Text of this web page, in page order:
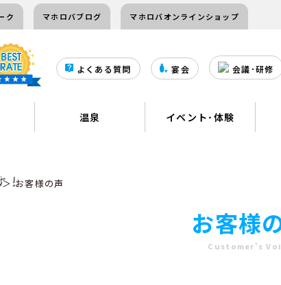
ク マホロバブログ マホロバオンラインショップ
よくある質問 宴会 会議･研修
温泉 イベント･体験
！
＞ お客様の声
お客様
Customer's